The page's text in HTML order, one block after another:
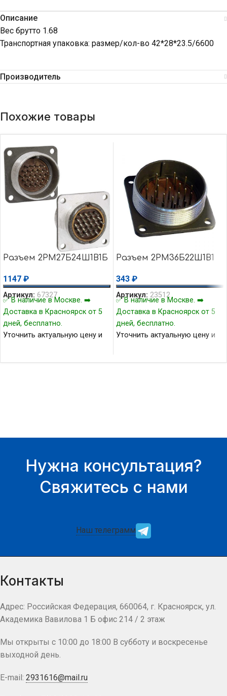
Описание
Вес брутто 1.68
Транспортная упаковка: размер/кол-во 42*28*23.5/6600
Производитель
Похожие товары
Разъем 2РМ27Б24Ш1В1Б
1147 ₽
Артикул: 67327
✅ В наличие в Москве. ➡️
Доставка в Красноярск от 5
дней, бесплатно.
Уточнить актуальную цену и
Разъем 2РМ36Б22Ш1В1
343 ₽
Артикул: 23512
✅ В наличие в Москве. ➡️
Доставка в Красноярск от 5
дней, бесплатно.
Уточнить актуальную цену и
Нужна консультация?
Свяжитесь с нами
Наш телеграмм
Контакты
Адрес: Российская Федерация, 660064, г. Красноярск, ул.
Академика Вавилова 1 Б офис 214 / 2 этаж
Мы открыты с 10:00 до 18:00 В субботу и воскресенье
выходной день.
E-mail: 2931616@mail.ru